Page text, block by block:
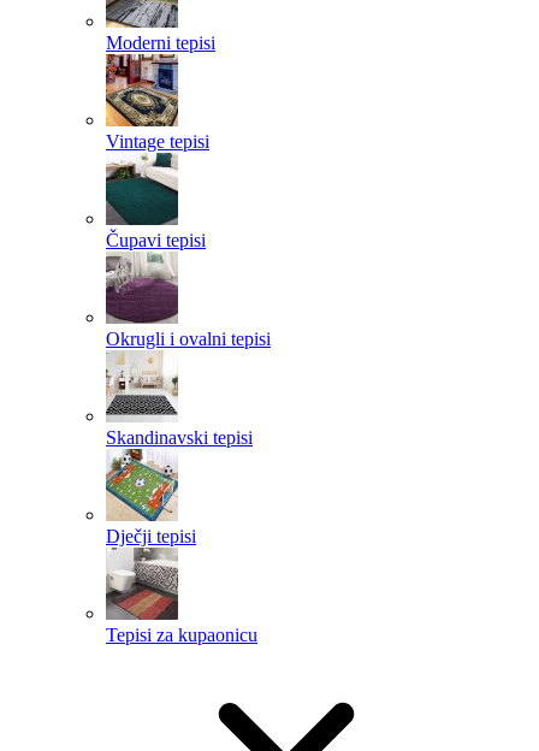
Moderni tepisi
Vintage tepisi
Čupavi tepisi
Okrugli i ovalni tepisi
Skandinavski tepisi
Dječji tepisi
Tepisi za kupaonicu